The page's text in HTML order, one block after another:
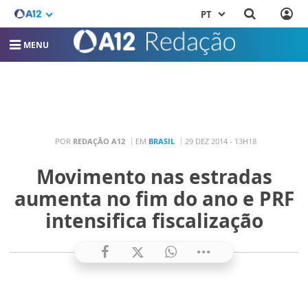
PT
MENU
POR REDAÇÃO A12 EM BRASIL 29 DEZ 2014 - 13H18
Movimento nas estradas
aumenta no fim do ano e PRF
intensifica fiscalização